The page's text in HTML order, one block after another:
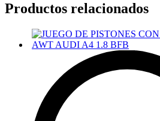
Productos relacionados